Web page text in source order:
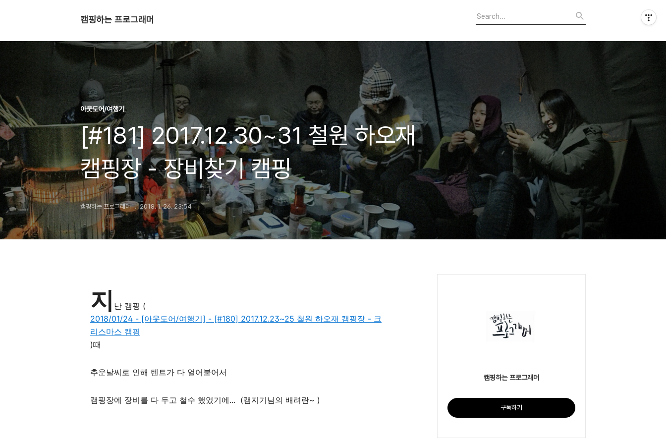
캠핑하는 프로그래머
아웃도어/여행기
[#181] 2017.12.30~31 철원 하오재
캠핑장 - 장비찾기 캠핑
캠핑하는 프로그래머 2018. 1. 26. 23:54
​지 난 캠핑 (
2018/01/24 - [아웃도어/여행기] - [#180] 2017.12.23~25 철원 하오재 캠핑장 - 크
리스마스 캠핑
)때
추운날씨로 인해 텐트가 다 얼어붙어서
캠핑장에 장비를 다 두고 철수 했었기에... (캠지기님의 배려란~ )
캠핑하는 프로그래머
구독하기